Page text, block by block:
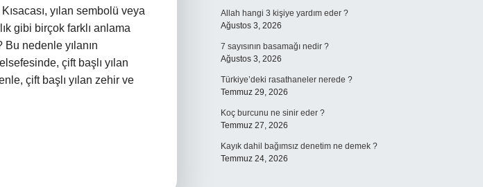
yılan sembolü veya
gibi birçok farklı anlama
nedenle yılanın
çift başlı yılan
çift başlı yılan zehir ve
Allah hangi 3 kişiye yardım eder ?
Ağustos 3, 2026
7 sayısının basamağı nedir ?
Ağustos 3, 2026
Türkiye’deki rasathaneler nerede ?
Temmuz 29, 2026
Koç burcunu ne sinir eder ?
Temmuz 27, 2026
Kayık dahil bağımsız denetim ne demek ?
Temmuz 24, 2026